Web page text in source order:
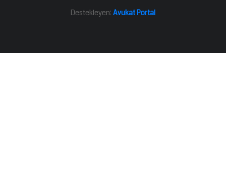
Destekleyen: Avukat Portal